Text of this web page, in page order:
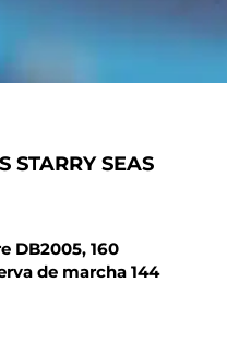
STARRY SEAS
DB2005, 160
de marcha 144